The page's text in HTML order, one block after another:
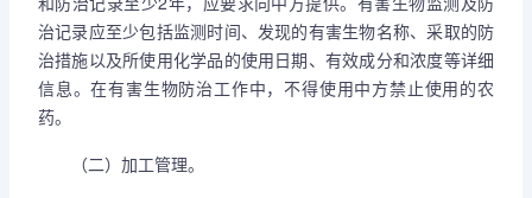
治记录应至少包括监测时间、发现的有害生物名称、采取的防
治措施以及所使用化学品的使用日期、有效成分和浓度等详细
信息。在有害生物防治工作中，不得使用中方禁止使用的农
药。
（二）加工管理。